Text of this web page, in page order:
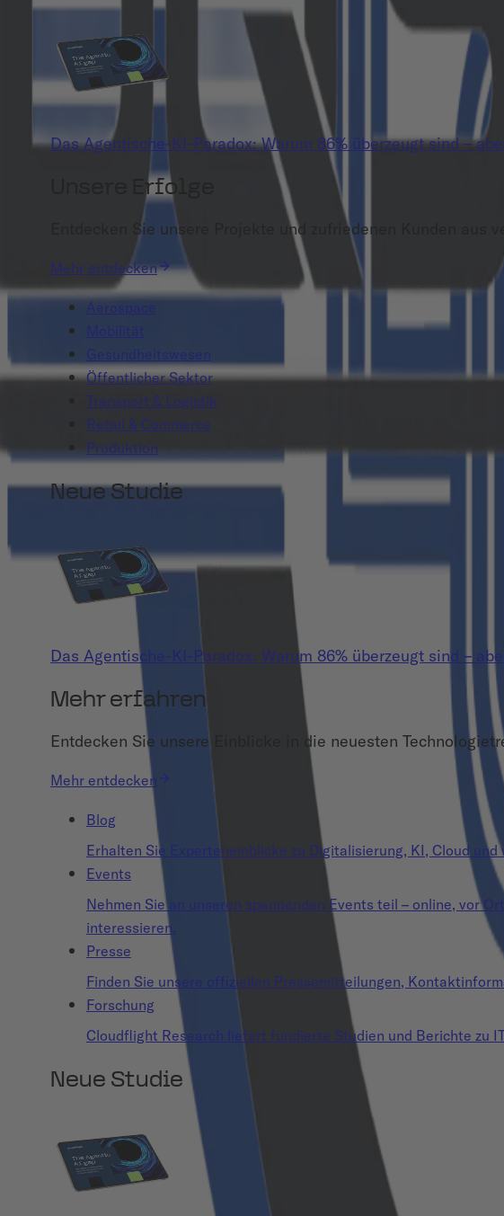
Das Agentische-KI-Paradox: Warum 86% überzeugt sind –
Unsere Erfolge
Entdecken Sie unsere Projekte und zufriedenen Kunden aus
Mehr entdecken
Aerospace
Mobilität
Gesundheitswesen
Öffentlicher Sektor
Transport & Logistik
Retail & Commerce
Produktion
Neue Studie
Das Agentische-KI-Paradox: Warum 86% überzeugt sind –
Mehr erfahren
Entdecken Sie unsere Einblicke in die neuesten
Mehr entdecken
Blog
Erhalten Sie Experteneinblicke zu Digitalisierung, KI, Cloud
Events
Nehmen Sie an unseren spannenden Events teil – online, vor
interessieren.
Presse
Finden Sie unsere offiziellen Pressemitteilungen,
Forschung
Cloudflight Research liefert fundierte Studien und Berichte zu
Neue Studie